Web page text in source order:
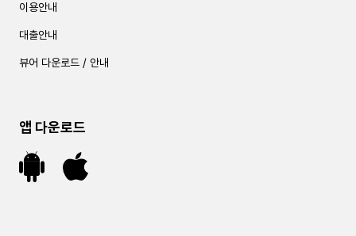
이용안내
대출안내
뷰어 다운로드 / 안내
앱 다운로드